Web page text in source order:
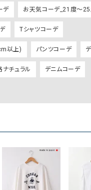
（ジースターロウ）
（グッドスピード）
モ）
グラミチ）
ンター）
）
デ お天気コーデ_21度～
Tシャツコーデ
以上) パンツコーデ
ナチュラル デニムコーデ